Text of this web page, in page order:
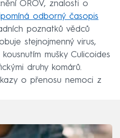
OROV, znalosti o
odborný časopis
poznatků vědců
stejnojmenný virus,
mušky Culicoides
druhy komárů.
o přenosu nemoci z